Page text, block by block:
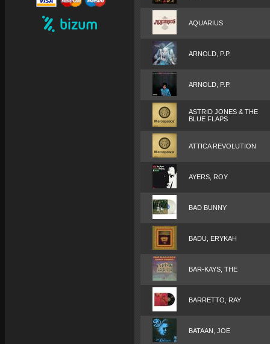
AQUARIUS
ARNOLD, P.P.
ARNOLD, P.P.
ASTRID JONES & THE
BLUE FLAPS
ATTICA REVOLUTION
AYERS, ROY
BAD BUNNY
BADU, ERYKAH
BAR-KAYS, THE
BARRETTO, RAY
BATAAN, JOE